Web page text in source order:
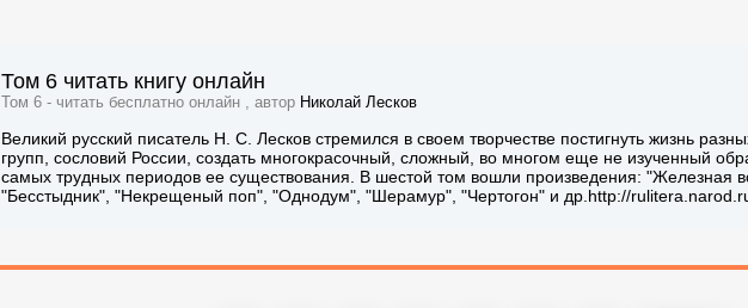
Том 6 читать книгу онлайн
Том 6 - читать бесплатно онлайн , автор Николай Лесков
Великий русский писатель Н. С. Лесков стремился в своем творчестве постигнуть жизнь
групп, сословий России, создать многокрасочный, сложный, во многом еще не изученный
самых трудных периодов ее существования. В шестой том вошли произведения: "Железная
"Бесстыдник", "Некрещеный поп", "Однодум", "Шерамур", "Чертогон" и др.http://